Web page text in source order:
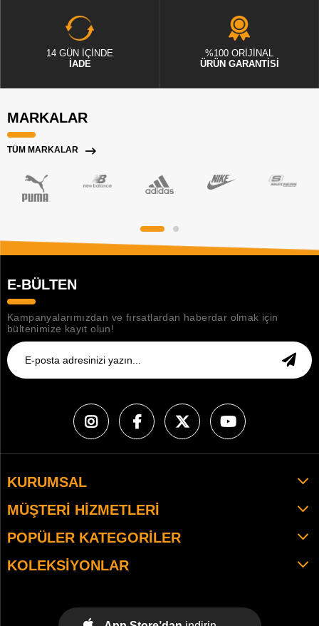
14 GÜN İÇİNDE
İADE
%100 ORİJİNAL
ÜRÜN GARANTİSİ
MARKALAR
TÜM MARKALAR
E-BÜLTEN
Kampanyalarımızdan ve fırsatlardan haberdar olmak için
bültenimize kayıt olun!
KURUMSAL
MÜŞTERI HIZMETLERI
POPÜLER KATEGORILER
KOLEKSIYONLAR